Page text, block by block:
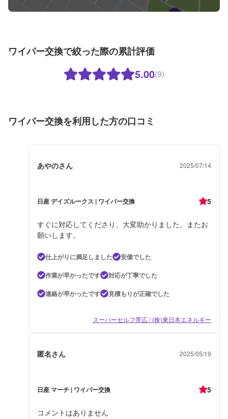
ワイパー交換で絞った際の累計評価
5.00(9)
ワイパー交換を利用した方の口コミ
あやのさん 2025/07/14
日産 デイズルークス | ワイパー交換 5
すぐに対応してくださり、大変助かりました。またお
願いします。
仕上がりに満足しました
安価でした
作業が早かったです
対応が丁寧でした
連絡が早かったです
見積もりが正確でした
スーパーセルフ帯広 / (株)東日本エネルギー
匿名さん 2025/05/19
日産 マーチ | ワイパー交換 5
コメントはありません